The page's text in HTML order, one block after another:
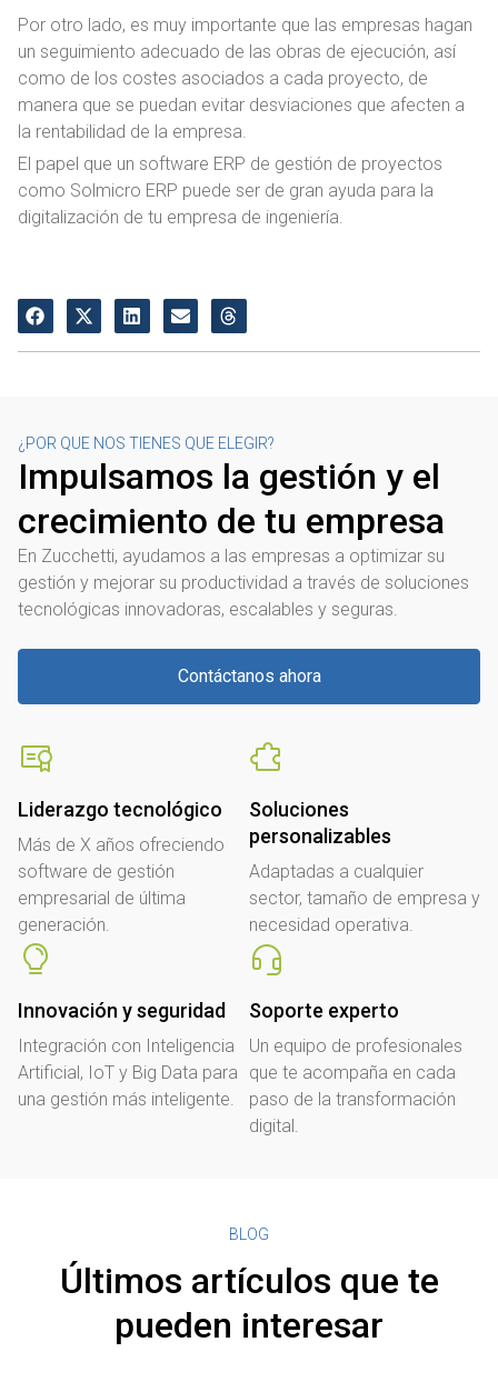
Por otro lado, es muy importante que las empresas hagan
un seguimiento adecuado de las obras de ejecución, así
como de los costes asociados a cada proyecto, de
manera que se puedan evitar desviaciones que afecten a
la rentabilidad de la empresa.
El papel que un software ERP de gestión de proyectos
como Solmicro ERP puede ser de gran ayuda para la
digitalización de tu empresa de ingeniería.
¿POR QUE NOS TIENES QUE ELEGIR?
Impulsamos la gestión y el
crecimiento de tu empresa
En Zucchetti, ayudamos a las empresas a optimizar su
gestión y mejorar su productividad a través de soluciones
tecnológicas innovadoras, escalables y seguras.
Contáctanos ahora
Liderazgo tecnológico
Más de X años ofreciendo
software de gestión
empresarial de última
generación.
Soluciones
personalizables
Adaptadas a cualquier
sector, tamaño de empresa y
necesidad operativa.
Innovación y seguridad
Integración con Inteligencia
Artificial, IoT y Big Data para
una gestión más inteligente.
Soporte experto
Un equipo de profesionales
que te acompaña en cada
paso de la transformación
digital.
BLOG
Últimos artículos que te
pueden interesar